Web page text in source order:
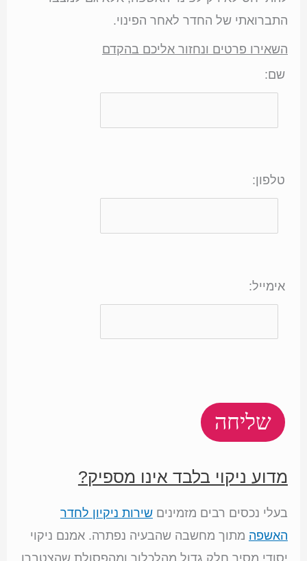
התברואתי של החדר לאחר הפינוי.
השאירו פרטים ונחזור אליכם בהקדם
שם:
טלפון:
אימייל:
מדוע ניקוי בלבד אינו מספיק?
בעלי נכסים רבים מזמיניםשירות ניקיון לחדר
האשפה מתוך מחשבה שהבעיה נפתרה. אמנם ניקוי
יסודי מסיר חלק גדול מהלכלוך ומהפסולת שהצטברו